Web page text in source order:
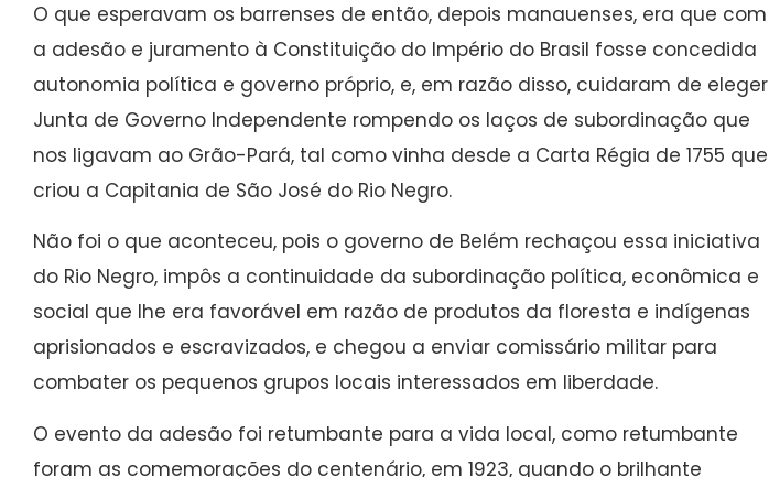
O que esperavam os barrenses de então, depois manauenses, era que com
a adesão e juramento à Constituição do Império do Brasil fosse concedida
autonomia política e governo próprio, e, em razão disso, cuidaram de eleger
Junta de Governo Independente rompendo os laços de subordinação que
nos ligavam ao Grão-Pará, tal como vinha desde a Carta Régia de 1755 que
criou a Capitania de São José do Rio Negro.
Não foi o que aconteceu, pois o governo de Belém rechaçou essa iniciativa
do Rio Negro, impôs a continuidade da subordinação política, econômica e
social que lhe era favorável em razão de produtos da floresta e indígenas
aprisionados e escravizados, e chegou a enviar comissário militar para
combater os pequenos grupos locais interessados em liberdade.
O evento da adesão foi retumbante para a vida local, como retumbante
foram as comemorações do centenário, em 1923, quando o brilhante